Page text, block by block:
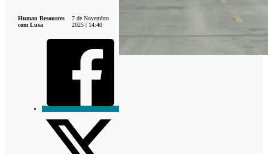
Human Resources
com Lusa
7 de Novembro
2025 | 14:40